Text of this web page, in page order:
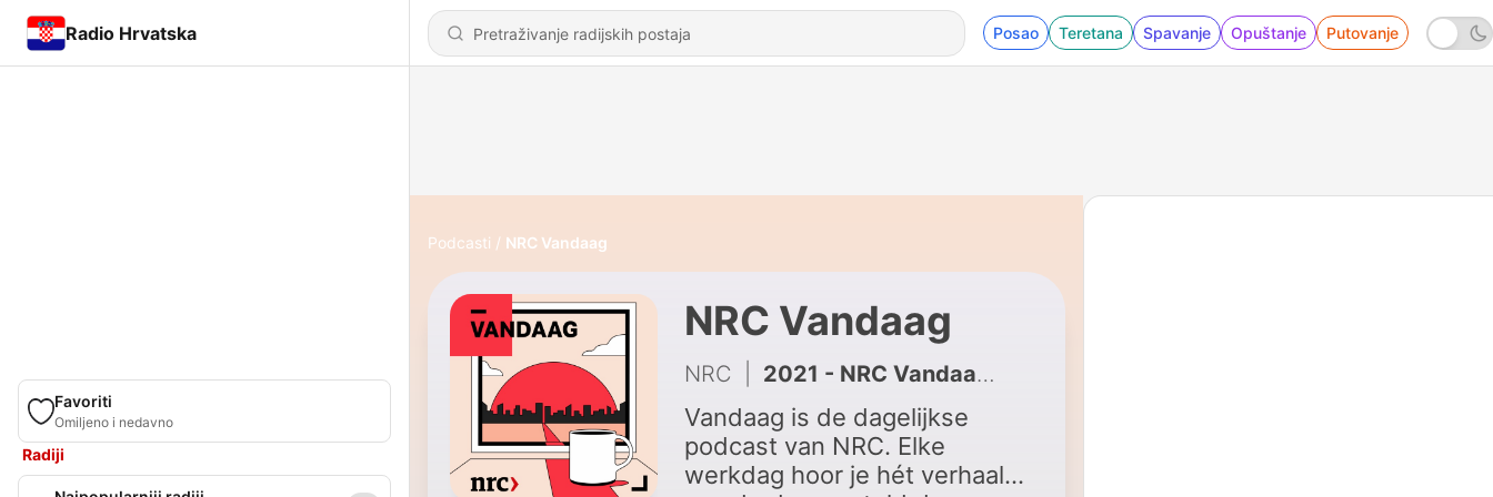
Radio Hrvatska Posao Teretana Spavanje Opuštanje Putovanje
Favoriti
Omiljeno i nedavno
Radiji
Podcasti NRC Vandaag
NRC Vandaag
NRC 2021 - NRC Vandaag tipt: Waarom kiezen kiezers wat ze kiezen? | Haagse Zaken
Vandaag is de dagelijkse
podcast van NRC. Elke
werkdag hoor je hét verhaal